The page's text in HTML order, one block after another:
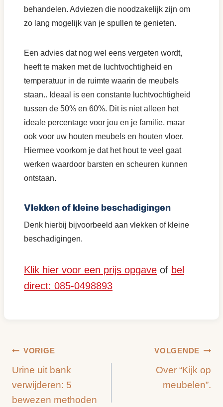
behandelen. Adviezen die noodzakelijk zijn om
zo lang mogelijk van je spullen te genieten.
Een advies dat nog wel eens vergeten wordt,
heeft te maken met de luchtvochtigheid en
temperatuur in de ruimte waarin de meubels
staan.. Ideaal is een constante luchtvochtigheid
tussen de 50% en 60%. Dit is niet alleen het
ideale percentage voor jou en je familie, maar
ook voor uw houten meubels en houten vloer.
Hiermee voorkom je dat het hout te veel gaat
werken waardoor barsten en scheuren kunnen
ontstaan.
Vlekken of kleine beschadigingen
Denk hierbij bijvoorbeeld aan vlekken of kleine
beschadigingen.
Klik hier voor een prijs opgave of bel
direct: 085-0498893
Bericht
navigatie
VORIGE
Urine uit bank
verwijderen: 5
bewezen methoden
VOLGENDE
Over “Kijk op
meubelen”.